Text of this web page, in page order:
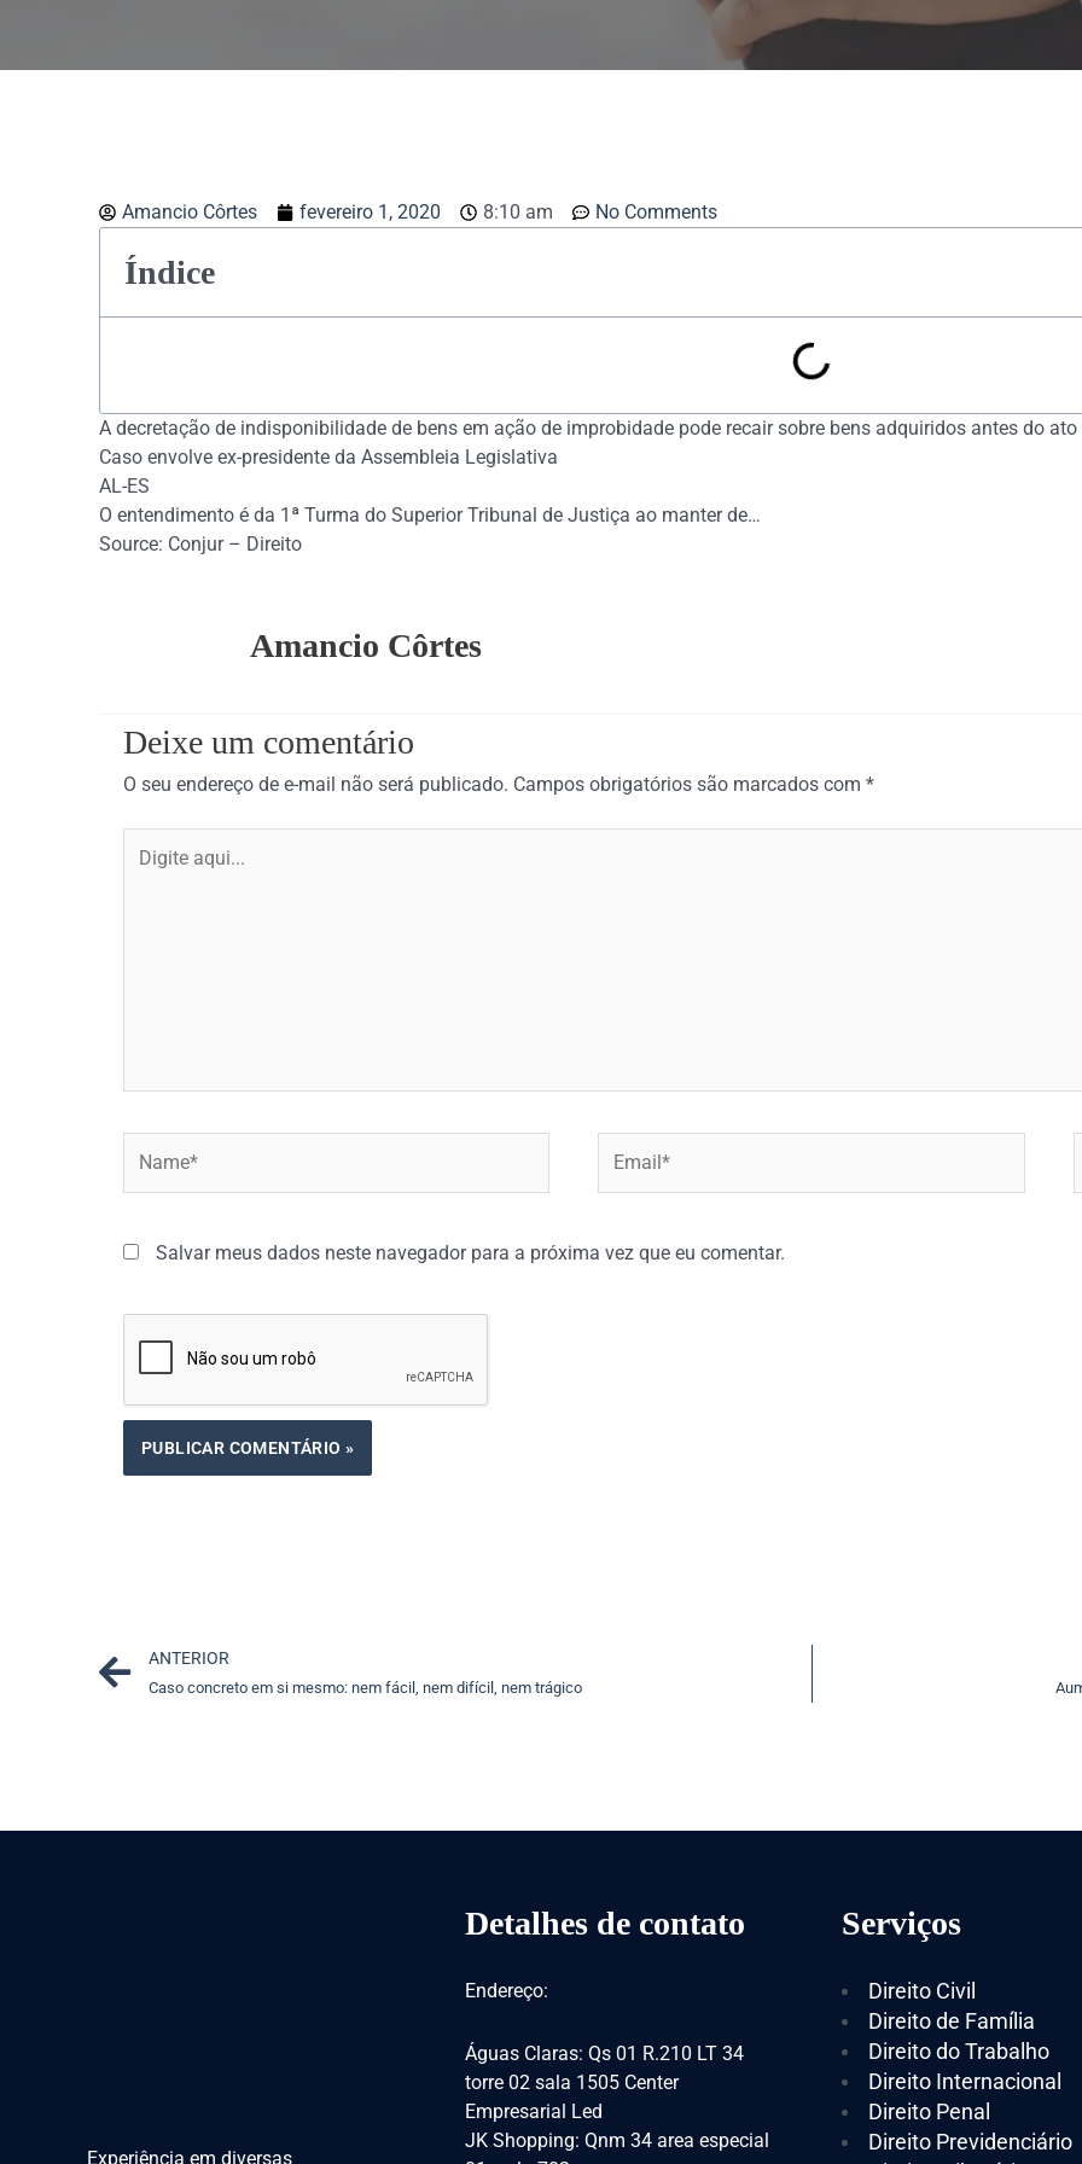
Amancio Côrtes fevereiro 1, 2020 8:10 am No Comments
Índice
A decretação de indisponibilidade de bens em ação de improbidade pode recair sobre bens adquiridos antes do
Caso envolve ex-presidente da Assembleia Legislativa
AL-ES
O entendimento é da 1ª Turma do Superior Tribunal de Justiça ao manter de…
Source: Conjur – Direito
Amancio Côrtes
Deixe um comentário
O seu endereço de e-mail não será publicado. Campos obrigatórios são marcados com *
aqui...
Salvar meus dados neste navegador para a próxima vez que eu comentar.
Prev
ANTERIOR
Caso concreto em si mesmo: nem fácil, nem difícil, nem trágico
Experiência em diversas
Detalhes de contato
Endereço:
Águas Claras: Qs 01 R.210 LT 34
torre 02 sala 1505 Center
Empresarial Led
JK Shopping: Qnm 34 area especial
Serviços
Direito Civil
Direito de Família
Direito do Trabalho
Direito Internacional
Direito Penal
Direito Previdenciário